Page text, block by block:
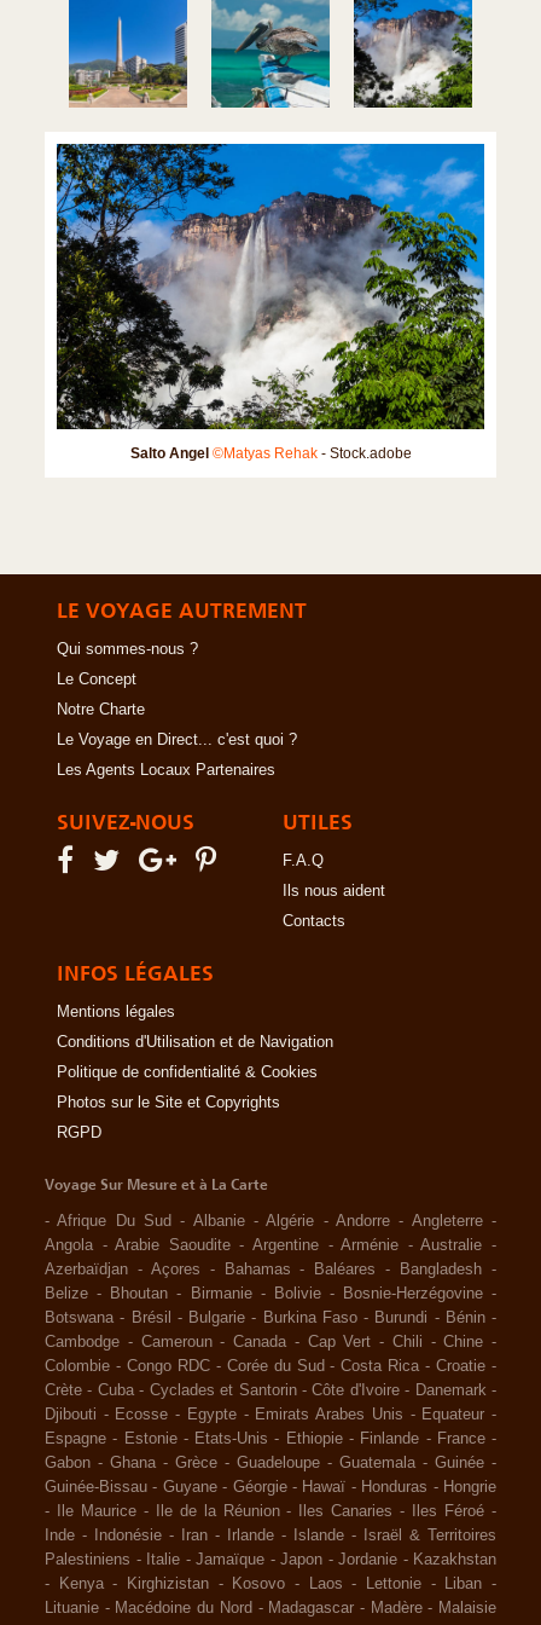
Salto Angel ©Matyas Rehak- Stock.adobe
LE VOYAGE AUTREMENT
Qui sommes-nous ?
Le Concept
Notre Charte
Le Voyage en Direct... c'est quoi ?
Les Agents Locaux Partenaires
SUIVEZ-NOUS UTILES
F.A.Q
Ils nous aident
Contacts
INFOS LÉGALES
Mentions légales
Conditions d'Utilisation et de Navigation
Politique de confidentialité & Cookies
Photos sur le Site et Copyrights
RGPD
Voyage Sur Mesure et à La Carte
-Afrique Du Sud - Albanie -Algérie -Andorre - Angleterre -
Angola -Arabie Saoudite -Argentine -Arménie -Australie -
Azerbaïdjan - Açores - Bahamas - Baléares - Bangladesh -
Belize - Bhoutan - Birmanie - Bolivie - Bosnie-Herzégovine -
Botswana - Brésil - Bulgarie - Burkina Faso - Burundi - Bénin -
Cambodge - Cameroun - Canada - Cap Vert - Chili -Chine -
Colombie - Congo RDC - Corée du Sud -Costa Rica -Croatie -
Crète - Cuba - Cyclades et Santorin -Côte d'Ivoire - Danemark -
Djibouti - Ecosse - Egypte - Emirats Arabes Unis - Equateur -
Espagne - Estonie - Etats-Unis - Ethiopie - Finlande - France -
Gabon - Ghana - Grèce - Guadeloupe - Guatemala - Guinée -
Guinée-Bissau - Guyane - Géorgie - Hawaï - Honduras - Hongrie
-
Ile Maurice - Ile de la Réunion - Iles Canaries - Iles Féroé -
Inde - Indonésie - Iran - Irlande - Islande -
Israël & Territoires
Palestiniens - Italie - Jamaïque - Japon - Jordanie - Kazakhstan
-
Kenya - Kirghizistan - Kosovo - Laos - Lettonie - Liban -
Lituanie - Macédoine du Nord - Madagascar - Madère - Malaisie